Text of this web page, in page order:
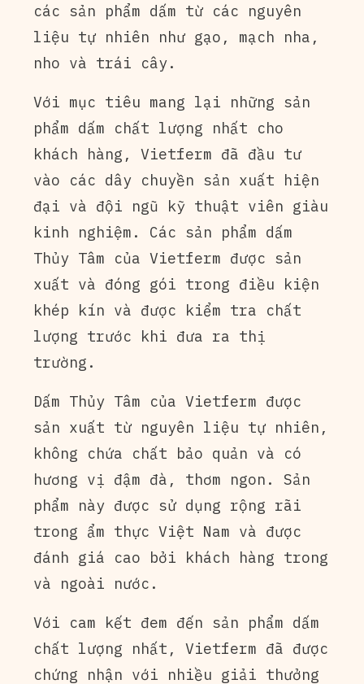
các sản phẩm dấm từ các nguyên
liệu tự nhiên như gạo, mạch nha,
nho và trái cây.
Với mục tiêu mang lại những sản
phẩm dấm chất lượng nhất cho
khách hàng, Vietferm đã đầu tư
vào các dây chuyền sản xuất hiện
đại và đội ngũ kỹ thuật viên giàu
kinh nghiệm. Các sản phẩm dấm
Thủy Tâm của Vietferm được sản
xuất và đóng gói trong điều kiện
khép kín và được kiểm tra chất
lượng trước khi đưa ra thị
trường.
Dấm Thủy Tâm của Vietferm được
sản xuất từ nguyên liệu tự nhiên,
không chứa chất bảo quản và có
hương vị đậm đà, thơm ngon. Sản
phẩm này được sử dụng rộng rãi
trong ẩm thực Việt Nam và được
đánh giá cao bởi khách hàng trong
và ngoài nước.
Với cam kết đem đến sản phẩm dấm
chất lượng nhất, Vietferm đã được
chứng nhận với nhiều giải thưởng